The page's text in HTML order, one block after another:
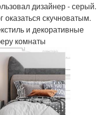
дизайнер - серый.
оказаться скучноватым.
и декоративные
комнаты